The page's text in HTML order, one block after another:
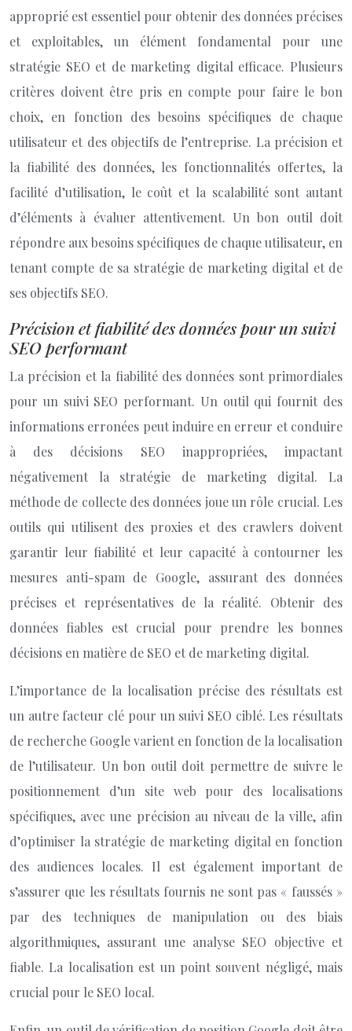
approprié est essentiel pour obtenir des données précises
et exploitables, un élément fondamental pour une
stratégie SEO et de marketing digital efficace. Plusieurs
critères doivent être pris en compte pour faire le bon
choix, en fonction des besoins spécifiques de chaque
utilisateur et des objectifs de l’entreprise. La précision et
la fiabilité des données, les fonctionnalités offertes, la
facilité d’utilisation, le coût et la scalabilité sont autant
d’éléments à évaluer attentivement. Un bon outil doit
répondre aux besoins spécifiques de chaque utilisateur, en
tenant compte de sa stratégie de marketing digital et de
ses objectifs SEO.
Précision et fiabilité des données pour un suivi
SEO performant
La précision et la fiabilité des données sont primordiales
pour un suivi SEO performant. Un outil qui fournit des
informations erronées peut induire en erreur et conduire
à des décisions SEO inappropriées, impactant
négativement la stratégie de marketing digital. La
méthode de collecte des données joue un rôle crucial. Les
outils qui utilisent des proxies et des crawlers doivent
garantir leur fiabilité et leur capacité à contourner les
mesures anti-spam de Google, assurant des données
précises et représentatives de la réalité. Obtenir des
données fiables est crucial pour prendre les bonnes
décisions en matière de SEO et de marketing digital.
L’importance de la localisation précise des résultats est
un autre facteur clé pour un suivi SEO ciblé. Les résultats
de recherche Google varient en fonction de la localisation
de l’utilisateur. Un bon outil doit permettre de suivre le
positionnement d’un site web pour des localisations
spécifiques, avec une précision au niveau de la ville, afin
d’optimiser la stratégie de marketing digital en fonction
des audiences locales. Il est également important de
s’assurer que les résultats fournis ne sont pas « faussés »
par des techniques de manipulation ou des biais
algorithmiques, assurant une analyse SEO objective et
fiable. La localisation est un point souvent négligé, mais
crucial pour le SEO local.